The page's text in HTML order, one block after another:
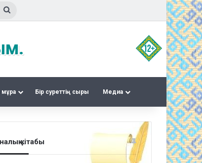
Бір суреттің сыры Медиа
кітабы